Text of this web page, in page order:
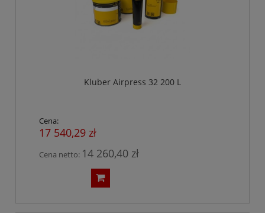
Kluber Airpress 32 200 L
Cena:
17 540,29 zł
Cena netto: 14 260,40 zł